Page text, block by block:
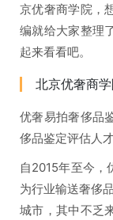
京优奢商学院，
编就给大家整理
起来看看吧。
北京优奢商
优奢易拍奢侈品
侈品鉴定评估人
自2015年至今，
为行业输送奢侈
城市，其中不乏